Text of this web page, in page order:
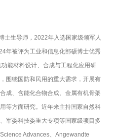
生导师，2022年入选国家级领军人
年被评为工业和信息化部硕博士优秀
能材料设计、合成与工程化应用研
围绕国防和民用的重大需求，开展有
成、含能化合物合成、金属有机骨架
等方面研究。近年来主持国家自然科
军委科技委重大专项等国家级项目多
Advances、Angewandte